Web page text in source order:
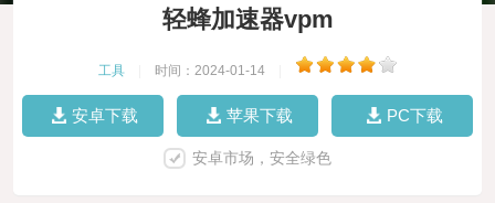
轻蜂加速器vpm
工具 时间：2024-01-14
安卓下载 苹果下载 PC下载
安卓市场，安全绿色